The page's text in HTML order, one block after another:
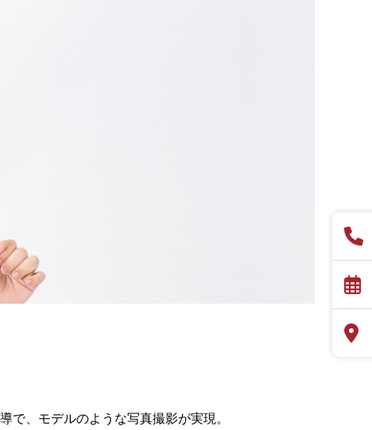
、モデルのような写真撮影が実現。